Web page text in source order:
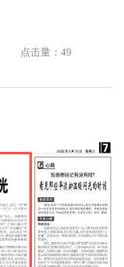
点击量：49